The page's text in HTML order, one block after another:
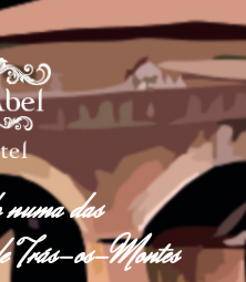
das
Trás-os-Montes